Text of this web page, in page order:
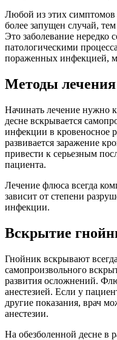
Любой из этих симптомов
более запущен случай,
Это заболевание нередко
патологическими
пораженных инфекцией,
Методы
Начинать лечение нужно
десне вскрывается
инфекции в кровеносное
развивается заражение
привести к серьезным
пациента.
Лечение флюса всегда
зависит от степени
инфекции.
Вскрытие
Гнойник вскрывают
самопроизвольного
развития осложнений.
анестезией. Если у
другие показания, врач
анестезии.
На обезболенной десне в